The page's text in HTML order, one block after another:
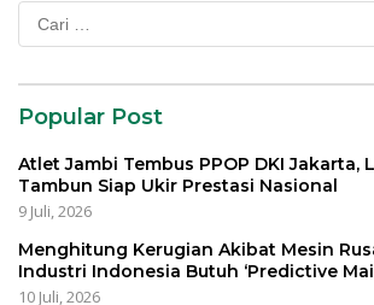
Cari
untuk:
Popular Post
Atlet Jambi Tembus PPOP DKI Jakarta,
Tambun Siap Ukir Prestasi Nasional
9 Juli, 2026
Menghitung Kerugian Akibat Mesin
Industri Indonesia Butuh ‘Predictive
10 Juli, 2026